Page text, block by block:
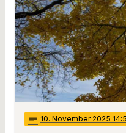
notes 10. November 2025